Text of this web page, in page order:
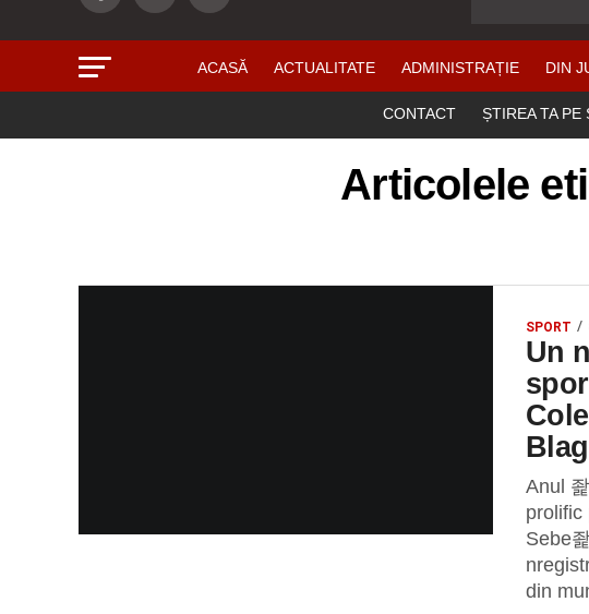
ACASĂ ACTUALITATE ADMINISTRAȚIE DIN
CONTACT ȘTIREA TA PE
Articolele
SPORT
Un
Anul
prolific
Sebe
din